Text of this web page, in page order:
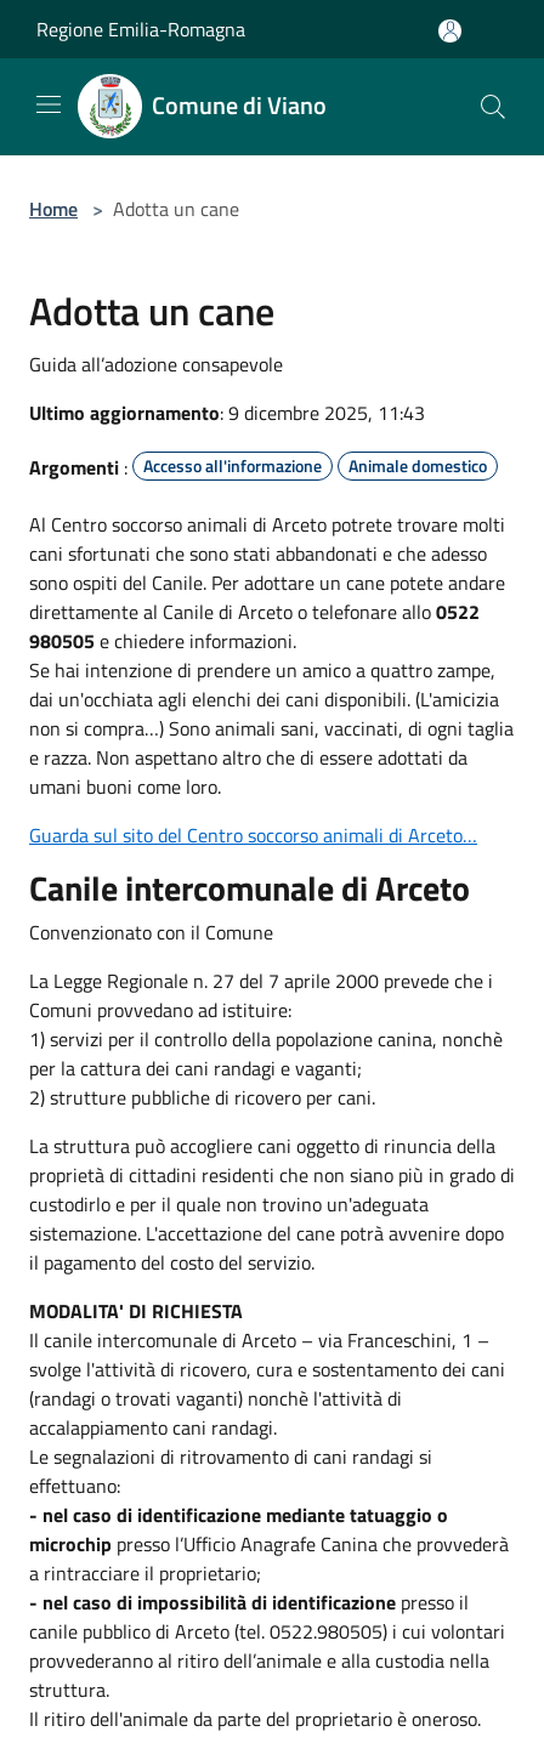
Regione Emilia-Romagna
Comune di Viano
Home > Adotta un cane
Adotta un cane
Guida all’adozione consapevole
Ultimo aggiornamento: 9 dicembre 2025, 11:43
Argomenti : Accesso all'informazione Animale domestico
Al Centro soccorso animali di Arceto potrete trovare molti
cani sfortunati che sono stati abbandonati e che adesso
sono ospiti del Canile. Per adottare un cane potete andare
direttamente al Canile di Arceto o telefonare allo0522
980505e chiedere informazioni.
Se hai intenzione di prendere un amico a quattro zampe,
dai un'occhiata agli elenchi dei cani disponibili. (L'amicizia
non si compra…) Sono animali sani, vaccinati, di ogni taglia
e razza. Non aspettano altro che di essere adottati da
umani buoni come loro.
Guarda sul sito del Centro soccorso animali di Arceto…
Canile intercomunale di Arceto
Convenzionato con il Comune
La Legge Regionale n. 27 del 7 aprile 2000 prevede che i
Comuni provvedano ad istituire:
1) servizi per il controllo della popolazione canina, nonchè
per la cattura dei cani randagi e vaganti;
2) strutture pubbliche di ricovero per cani.
La struttura può accogliere cani oggetto di rinuncia della
proprietà di cittadini residenti che non siano più in grado di
custodirlo e per il quale non trovino un'adeguata
sistemazione. L'accettazione del cane potrà avvenire dopo
il pagamento del costo del servizio.
MODALITA' DI RICHIESTA
Il canile intercomunale di Arceto – via Franceschini, 1 –
svolge l'attività di ricovero, cura e sostentamento dei cani
(randagi o trovati vaganti) nonchè l'attività di
accalappiamento cani randagi.
Le segnalazioni di ritrovamento di cani randagi si
effettuano:
- nel caso di identificazione mediante tatuaggio o
microchip presso l’Ufficio Anagrafe Canina che provvederà
a rintracciare il proprietario;
- nel caso di impossibilità di identificazione presso il
canile pubblico di Arceto (tel. 0522.980505) i cui volontari
provvederanno al ritiro dell’animale e alla custodia nella
struttura.
Il ritiro dell'animale da parte del proprietario è oneroso.